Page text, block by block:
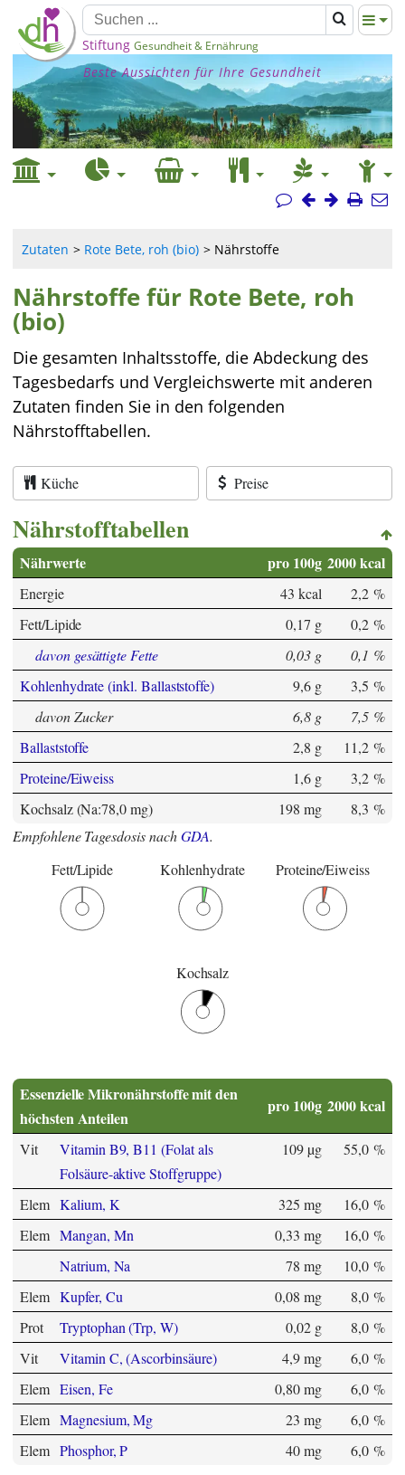
Stiftung Gesundheit & Ernährung
Beste Aussichten für Ihre Gesundheit
Zutaten Rote Bete, roh (bio) Nährstoffe
Nährstoffe für Rote Bete, roh
(bio)
Die gesamten Inhaltsstoffe, die Abdeckung des
Tagesbedarfs und Vergleichswerte mit anderen
Zutaten finden Sie in den folgenden
Nährstofftabellen.
Küche Preise
Nährstofftabellen
Nährwerte pro 100g 2000 kcal
Energie 43 kcal
2,2 %
Fett/Lipide
0,17 g
0,2 %
davon gesättigte Fette
0,03 g
0,1 %
Kohlenhydrate (inkl. Ballaststoffe)
9,6 g
3,5 %
davon Zucker
6,8 g
7,5 %
Ballaststoffe
2,8 g
11,2 %
Proteine/Eiweiss
1,6 g
3,2 %
Kochsalz (Na:78,0 mg)
198 mg
8,3 %
Empfohlene Tagesdosis nachGDA.
Fett/Lipide
Kohlenhydrate Proteine/Eiweiss
Kochsalz
Essenzielle Mikronährstoffe mit den
höchsten Anteilen
pro 100g 2000 kcal
Vit
Vitamin B9, B11 (Folat als
Folsäure-aktive Stoffgruppe)
109 µg 55,0 %
Elem Kalium, K 325 mg
16,0 %
Elem Mangan, Mn 0,33 mg
16,0 %
Natrium, Na
78 mg
10,0 %
Elem Kupfer, Cu 0,08 mg
8,0 %
Prot
Tryptophan (Trp, W) 0,02 g
8,0 %
Vit
Vitamin C, (Ascorbinsäure) 4,9 mg
6,0 %
Elem Eisen, Fe 0,80 mg
6,0 %
Elem Magnesium, Mg 23 mg
6,0 %
Elem Phosphor, P 40 mg 6,0 %